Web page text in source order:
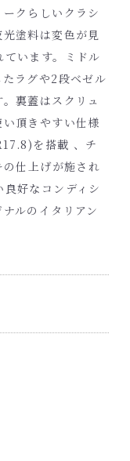
クらしいクラシ
塗料は変色が見
います。ミドル
ラグや2段ベゼル
裏蓋はスクリュ
頂きやすい仕様
を搭載 、チ
仕上げが施され
好なコンディシ
ルのイタリアン